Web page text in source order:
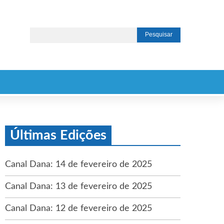
Últimas Edições
Canal Dana: 14 de fevereiro de 2025
Canal Dana: 13 de fevereiro de 2025
Canal Dana: 12 de fevereiro de 2025